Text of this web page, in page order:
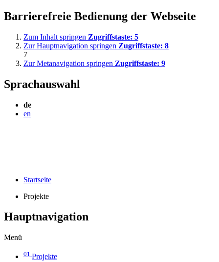
Barrierefreie Bedienung der Webseite
Zum Inhalt springen Zugriffstaste: 5
Zur Hauptnavigation springen Zugriffstaste: 8
7
Zur Metanavigation springen Zugriffstaste: 9
Sprachauswahl
de
en
Startseite
Projekte
Hauptnavigation
Menü
01 Projekte